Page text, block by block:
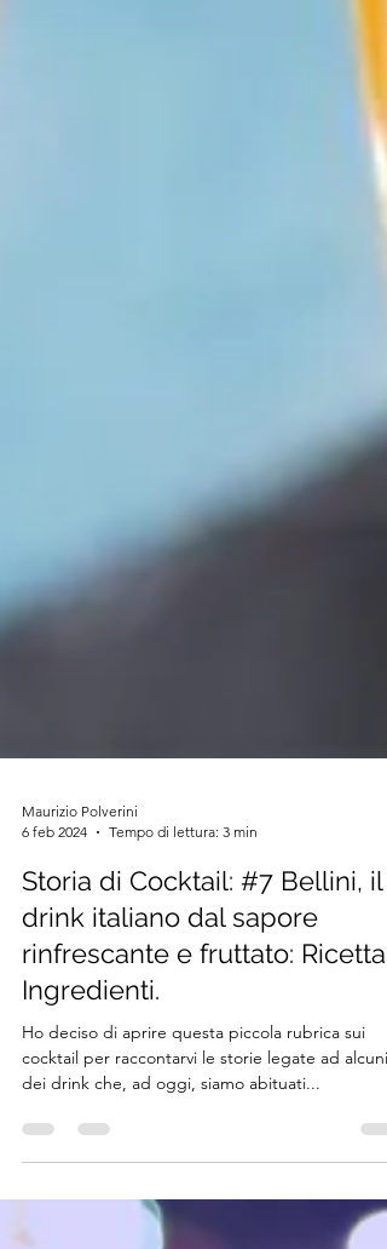
Maurizio Polverini
6 feb 2024
Tempo di lettura: 3 min
Storia di Cocktail: #7 Bellini, il
drink italiano dal sapore
rinfrescante e fruttato: Ricetta
Ingredienti.
Ho deciso di aprire questa piccola rubrica sui
dei drink che, ad oggi, siamo abituati...